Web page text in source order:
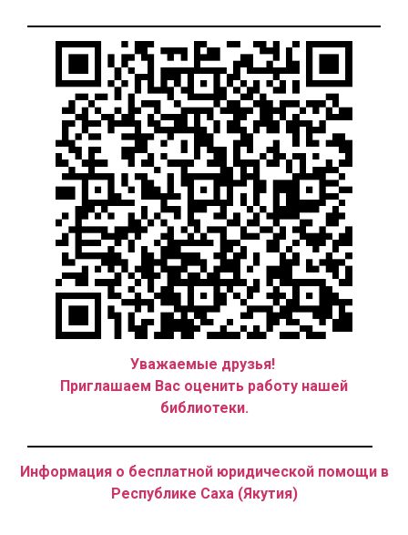
Уважаемые друзья!
Приглашаем Вас оценить работу нашей
библиотеки.
Информация о бесплатной юридической помощи в
Республике Саха (Якутия)